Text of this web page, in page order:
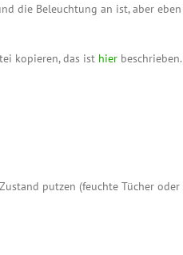
die Beleuchtung an ist, aber
kopieren, das ist hier beschrieben.
putzen (feuchte Tücher oder